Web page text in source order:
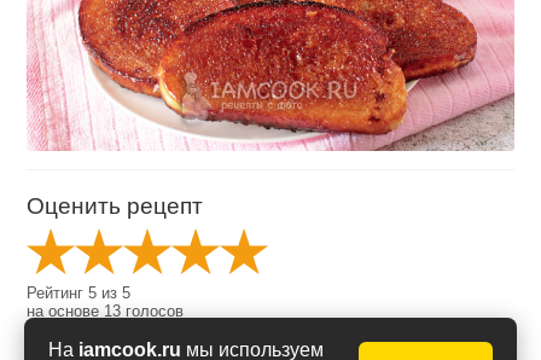
На iamcook.ru мы используем
Оценить рецепт
Рейтинг5 из5
на основе 13 голосов